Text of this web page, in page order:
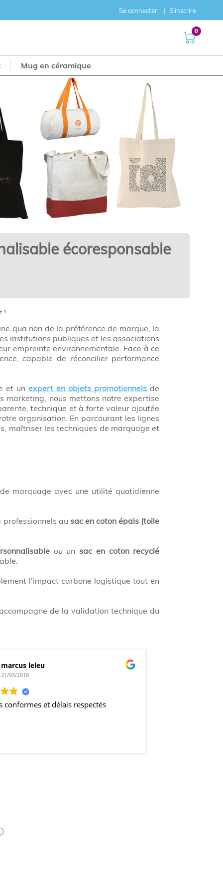
Se connecter S'inscrire
0
Mug en céramique
écoresponsable
?
qua non de la préférence de marque, la
institutions publiques et les associations
empreinte environnementale. Face à ce
capable de réconcilier performance
et un expert en objets promotionnels de
marketing, nous mettons notre expertise
technique et à forte valeur ajoutée
organisation. En parcourant les lignes
maîtriser les techniques de marquage et
marquage avec une utilité quotidienne
au sac en coton épais (toile
ou un sac en coton recyclé
l’impact carbone logistique tout en
de la validation technique du
marcus leleu
21/03/2018
conformes et délais respectés